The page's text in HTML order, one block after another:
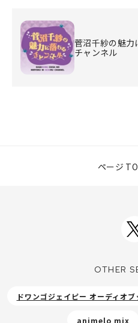
菅沼千紗の魅力
チャンネル
ページ
OTHER
ドワンゴジェイピー オーディオブ
animelo mix